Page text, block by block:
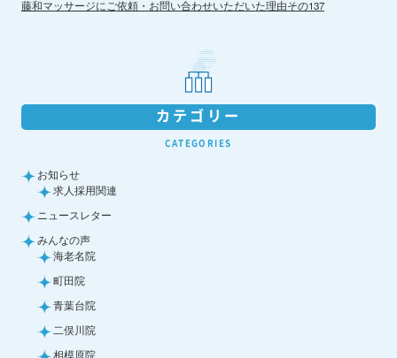
藤和マッサージにご依頼・お問い合わせいただいた理由その137
カテゴリー
CATEGORIES
お知らせ
求人採用関連
ニュースレター
みんなの声
海老名院
町田院
青葉台院
二俣川院
相模原院